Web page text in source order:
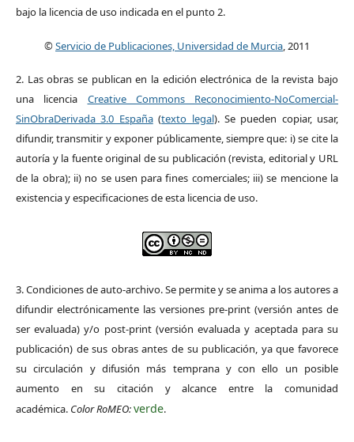
bajo la licencia de uso indicada en el punto 2.
©Servicio de Publicaciones, Universidad de Murcia, 2011
2. Las obras se publican en la edición electrónica de la revista bajo
una licencia Creative Commons Reconocimiento-NoComercial-
SinObraDerivada 3.0 España(texto legal). Se pueden copiar, usar,
difundir, transmitir y exponer públicamente, siempre que: i) se cite la
autoría y la fuente original de su publicación (revista, editorial y URL
de la obra); ii) no se usen para fines comerciales; iii) se mencione la
existencia y especificaciones de esta licencia de uso.
3. Condiciones de auto-archivo. Se permite y se anima a los autores a
difundir electrónicamente las versiones pre-print (versión antes de
ser evaluada) y/o post-print (versión evaluada y aceptada para su
publicación) de sus obras antes de su publicación, ya que favorece
su circulación y difusión más temprana y con ello un posible
aumento en su citación y alcance entre la comunidad
académica. Color RoMEO:verde.